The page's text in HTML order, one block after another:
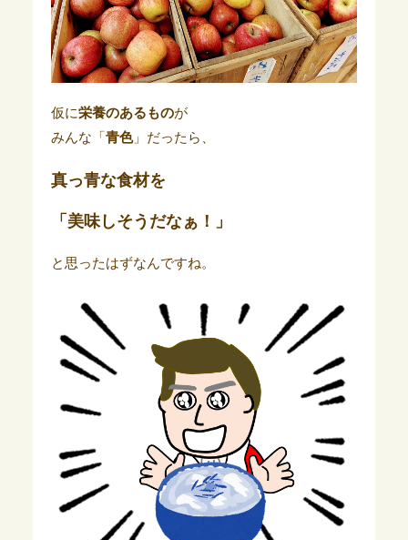
仮に栄養のあるものが
みんな「青色」だったら、
真っ青な食材を
「美味しそうだなぁ！」
と思ったはずなんですね。